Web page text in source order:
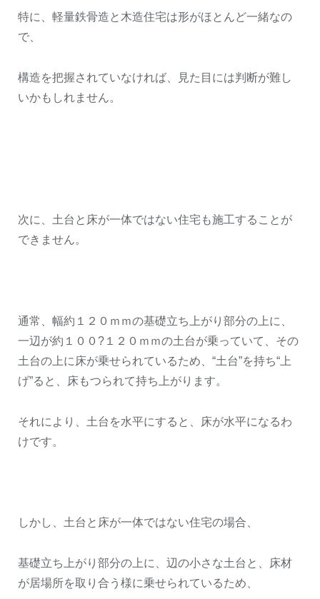
特に、軽量鉄骨造と木造住宅は形がほとんど一緒なの
で、
構造を把握されていなければ、見た目には判断が難し
いかもしれません。
次に、土台と床が一体ではない住宅も施工することが
できません。
通常、幅約１２０ｍｍの基礎立ち上がり部分の上に、
一辺が約１００?１２０ｍｍの土台が乗っていて、その
土台の上に床が乗せられているため、“土台”を持ち“上
げ”ると、床もつられて持ち上がります。
それにより、土台を水平にすると、床が水平になるわ
けです。
しかし、土台と床が一体ではない住宅の場合、
基礎立ち上がり部分の上に、辺の小さな土台と、床材
が居場所を取り合う様に乗せられているため、